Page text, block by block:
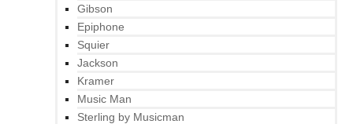
Gibson
Epiphone
Squier
Jackson
Kramer
Music Man
Sterling by Musicman